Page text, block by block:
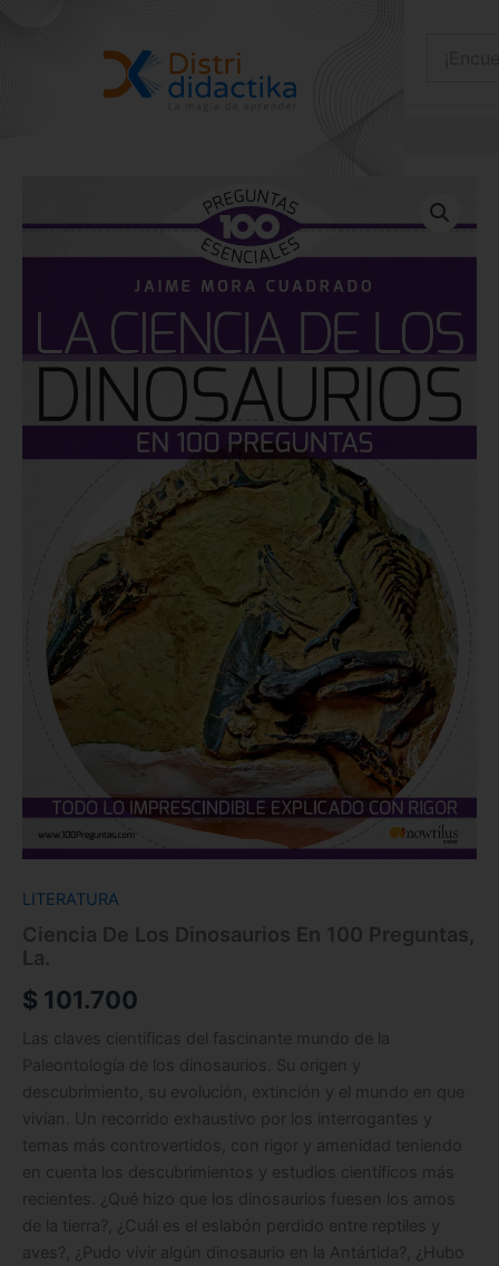
LITERATURA
Ciencia De Los Dinosaurios En 100 Preguntas,
La.
$ 101.700
Las claves científicas del fascinante mundo de la
Paleontología de los dinosaurios. Su origen y
descubrimiento, su evolución, extinción y el mundo en que
vivían. Un recorrido exhaustivo por los interrogantes y
temas más controvertidos, con rigor y amenidad teniendo
en cuenta los descubrimientos y estudios científicos más
recientes. ¿Qué hizo que los dinosaurios fuesen los amos
de la tierra?, ¿Cuál es el eslabón perdido entre reptiles y
aves?, ¿Pudo vivir algún dinosaurio en la Antártida?, ¿Hubo
Los
Preguntas,
cantidad